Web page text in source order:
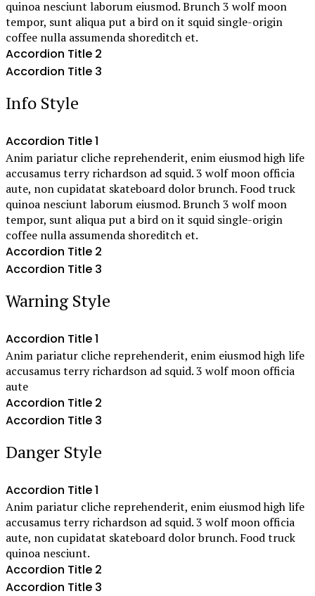
quinoa nesciunt laborum eiusmod. Brunch 3 wolf moon
tempor, sunt aliqua put a bird on it squid single-origin
coffee nulla assumenda shoreditch et.
Accordion Title 2
Accordion Title 3
Info Style
Accordion Title 1
Anim pariatur cliche reprehenderit, enim eiusmod high life
accusamus terry richardson ad squid. 3 wolf moon officia
aute, non cupidatat skateboard dolor brunch. Food truck
quinoa nesciunt laborum eiusmod. Brunch 3 wolf moon
tempor, sunt aliqua put a bird on it squid single-origin
coffee nulla assumenda shoreditch et.
Accordion Title 2
Accordion Title 3
Warning Style
Accordion Title 1
Anim pariatur cliche reprehenderit, enim eiusmod high life
accusamus terry richardson ad squid. 3 wolf moon officia
aute
Accordion Title 2
Accordion Title 3
Danger Style
Accordion Title 1
Anim pariatur cliche reprehenderit, enim eiusmod high life
accusamus terry richardson ad squid. 3 wolf moon officia
aute, non cupidatat skateboard dolor brunch. Food truck
quinoa nesciunt.
Accordion Title 2
Accordion Title 3